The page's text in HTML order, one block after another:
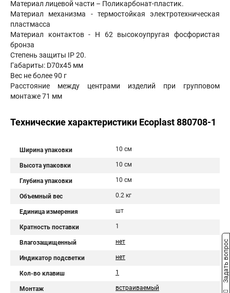
Материал лицевой части – Поликарбонат-пластик.
Материал механизма - термостойкая электротехническая
пластмасса
Материал контактов - Н 62 высокоупругая фосфористая
бронза
Степень защиты IP 20.
Габариты: D70х45 мм
Вес не более 90 г
Расстояние между центрами изделий при групповом
монтаже 71 мм
Технические характеристики Ecoplast 880708-1
Ширина упаковки 10 см
Высота упаковки 10 см
Глубина упаковки 10 см
Объемный вес 0.2 кг
Единица измерения шт
Кратность поставки 1
Влагозащищенный нет
Индикатор подсветки нет
Кол-во клавиш 1
Монтаж встраиваемый
Задать вопрос